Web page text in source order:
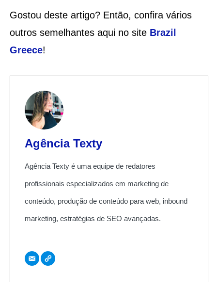
Gostou deste artigo? Então, confira vários
outros semelhantes aqui no site Brazil
Greece!
Agência Texty
Agência Texty é uma equipe de redatores
profissionais especializados em marketing de
conteúdo, produção de conteúdo para web, inbound
marketing, estratégias de SEO avançadas.